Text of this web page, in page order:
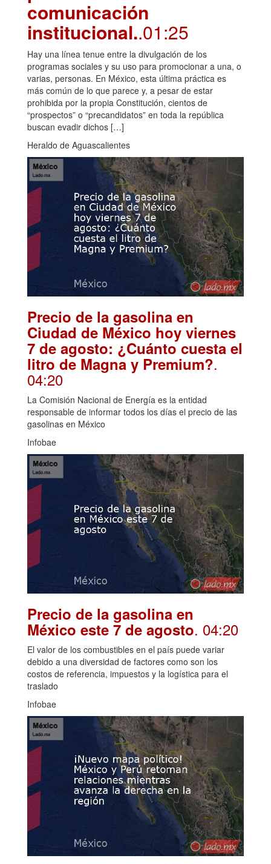
comunicación
institucional..01:25
Hay una línea tenue entre la divulgación de los
programas sociales y su uso para promocionar a una, o
varias, personas. En México, esta última práctica es
más común de lo que parece y, a pesar de estar
prohibida por la propia Constitución, cientos de
“prospectos” o “precandidatos” en toda la república
buscan evadir dichos […]
Heraldo de Aguascalientes
Precio de la gasolina en
Ciudad de México hoy viernes
7 de agosto: ¿Cuánto cuesta el
litro de Magna y Premium?.
04:20
La Comisión Nacional de Energía es la entidad
responsable de informar todos los días el precio de las
gasolinas en México
Infobae
Precio de la gasolina en
México este 7 de agosto. 04:20
El valor de los combustibles en el país puede variar
debido a una diversidad de factores como son los
costos de referencia, impuestos y la logística para el
traslado
Infobae